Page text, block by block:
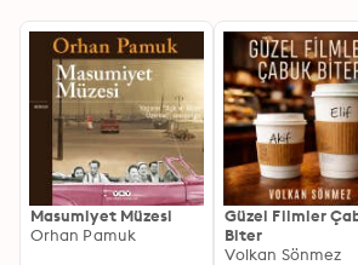
Masumiyet Müzesi
Orhan Pamuk
Güzel Filmler
Biter
Volkan Sönmez